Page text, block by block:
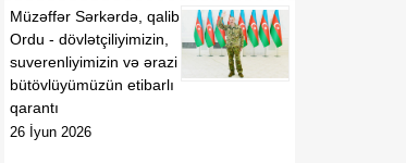
1326 nömrəli,
"Azərbaycan Nəqliyyat və
Kommunikasiya Holdinqi
(AZCON)" publik hüquqi
şəxsin Nizamnaməsinin
təsdiqi və bununla
Müzəffər Sərkərdə, qalib
Ordu - dövlətçiliyimizin,
suverenliyimizin və ərazi
bütövlüyümüzün etibarlı
qarantı
26 İyun 2026